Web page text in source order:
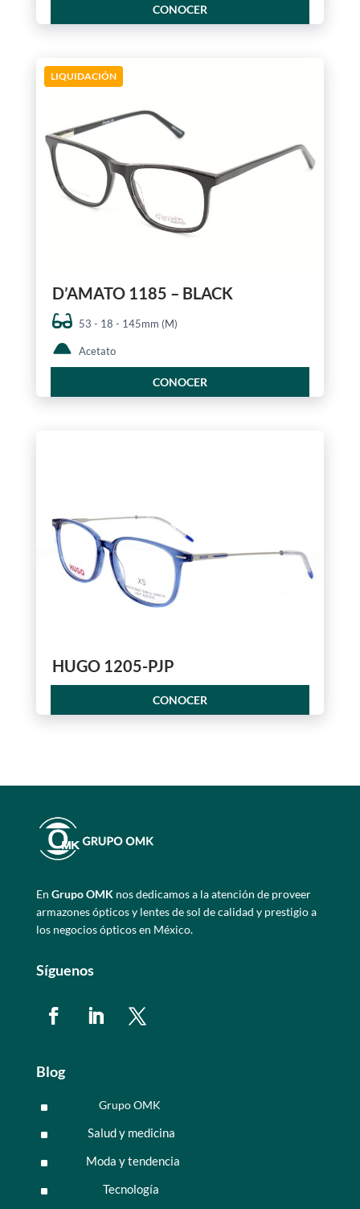
CONOCER
LIQUIDACIÓN
D’AMATO 1185 – BLACK
53 - 18 - 145mm (M)
Acetato
CONOCER
HUGO 1205-PJP
CONOCER
En Grupo OMKnos dedicamos a la atención de proveer
armazones ópticos y lentes de sol de calidad y prestigio a
los negocios ópticos en México.
Síguenos
Blog
^ Grupo OMK
^ Salud y medicina
^ Moda y tendencia
^ Tecnología